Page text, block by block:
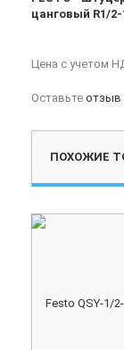
цанговый R1/
Цена с учетом
Оставьте отзыв
ПОХОЖИЕ